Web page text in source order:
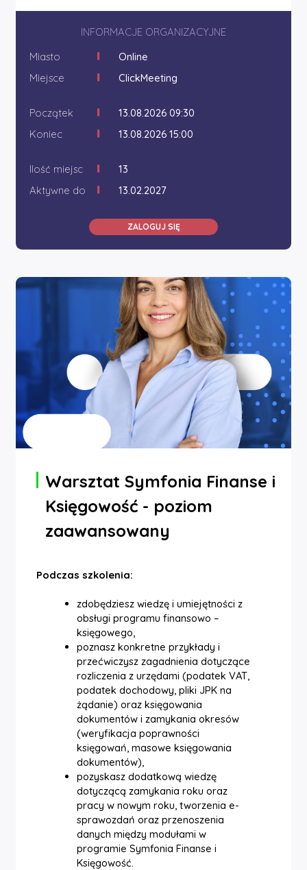
INFORMACJE ORGANIZACYJNE
Miasto
Online
Miejsce
ClickMeeting
Początek
13.08.2026 09:30
Koniec
13.08.2026 15:00
Ilość miejsc
13
Aktywne do
13.02.2027
ZALOGUJ SIĘ
Warsztat Symfonia Finanse i
Księgowość - poziom
zaawansowany
Podczas szkolenia:
zdobędziesz wiedzę i umiejętności z
obsługi programu finansowo –
księgowego,
poznasz konkretne przykłady i
przećwiczysz zagadnienia dotyczące
rozliczenia z urzędami (podatek VAT,
podatek dochodowy, pliki JPK na
żądanie) oraz księgowania
dokumentów i zamykania okresów
(weryfikacja poprawności
księgowań, masowe księgowania
dokumentów),
pozyskasz dodatkową wiedzę
dotyczącą zamykania roku oraz
pracy w nowym roku, tworzenia e-
sprawozdań oraz przenoszenia
danych między modułami w
programie Symfonia Finanse i
Księgowość.